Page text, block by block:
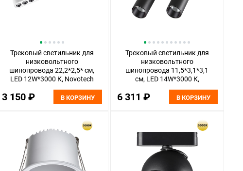
Трековый светильник для
низковольтного
шинопровода 22,2*2,5* см,
LED 12W*3000 К, Novotech
3 150 ₽ В КОРЗИНУ
Трековый светильник для
низковольтного
шинопровода 11,5*3,1*3,1
см, LED 14W*3000 К,
359252
6 311 ₽ В КОРЗИНУ